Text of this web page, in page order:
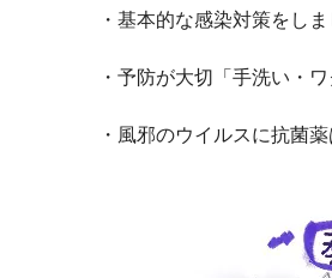
・基本的な感染対策をしま
・予防が大切「手洗い・ワ
・風邪のウイルスに抗菌